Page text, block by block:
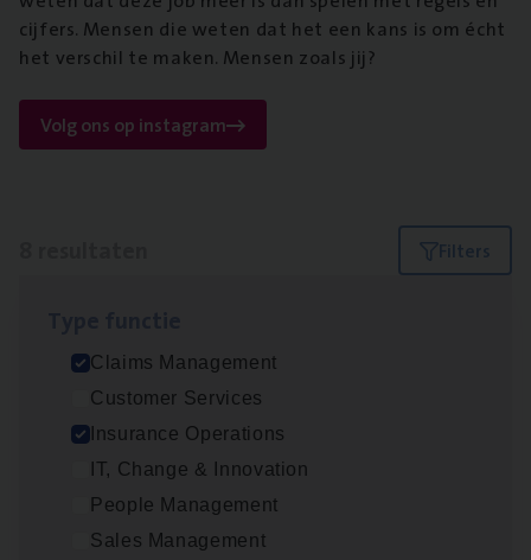
cijfers. Mensen die weten dat het een kans is om écht
het verschil te maken. Mensen zoals jij?
Volg ons op instagram
Filters
Claims Management
Customer Services
Insurance Operations
IT, Change & Innovation
People Management
Sales Management
Scha­de Expert Fleet
Claims Management
Antwerpen
Dos­sier­be­heer­der ver­ze­ke­rin­gen — Soci­al